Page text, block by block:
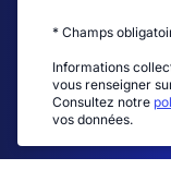
* Champs
Informations
vous renseigner
Consultez notre
vos données.